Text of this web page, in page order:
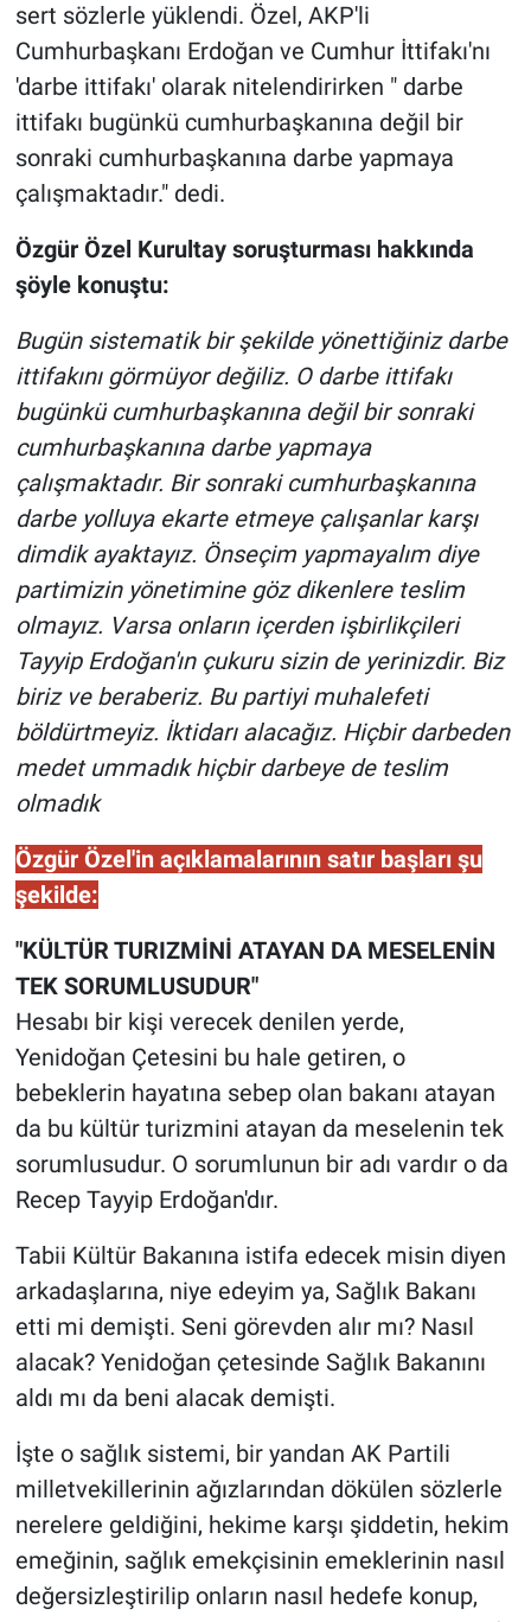
sert sözlerle yüklendi. Özel, AKP'li
Cumhurbaşkanı Erdoğan ve Cumhur İttifakı'nı
'darbe ittifakı' olarak nitelendirirken " darbe
ittifakı bugünkü cumhurbaşkanına değil bir
sonraki cumhurbaşkanına darbe yapmaya
çalışmaktadır." dedi.
Özgür Özel Kurultay soruşturması hakkında
şöyle konuştu:
Bugün sistematik bir şekilde yönettiğiniz darbe
ittifakını görmüyor değiliz. O darbe ittifakı
bugünkü cumhurbaşkanına değil bir sonraki
cumhurbaşkanına darbe yapmaya
çalışmaktadır. Bir sonraki cumhurbaşkanına
darbe yolluya ekarte etmeye çalışanlar karşı
dimdik ayaktayız. Önseçim yapmayalım diye
partimizin yönetimine göz dikenlere teslim
olmayız. Varsa onların içerden işbirlikçileri
Tayyip Erdoğan'ın çukuru sizin de yerinizdir. Biz
biriz ve beraberiz. Bu partiyi muhalefeti
böldürtmeyiz. İktidarı alacağız. Hiçbir darbeden
medet ummadık hiçbir darbeye de teslim
olmadık
Özgür Özel'in açıklamalarının satır başları şu
şekilde:
"KÜLTÜR TURIZMİNİ ATAYAN DA MESELENİN
TEK SORUMLUSUDUR"
Hesabı bir kişi verecek denilen yerde,
Yenidoğan Çetesini bu hale getiren, o
bebeklerin hayatına sebep olan bakanı atayan
da bu kültür turizmini atayan da meselenin tek
sorumlusudur. O sorumlunun bir adı vardır o da
Recep Tayyip Erdoğan'dır.
Tabii Kültür Bakanına istifa edecek misin diyen
arkadaşlarına, niye edeyim ya, Sağlık Bakanı
etti mi demişti. Seni görevden alır mı? Nasıl
alacak? Yenidoğan çetesinde Sağlık Bakanını
aldı mı da beni alacak demişti.
İşte o sağlık sistemi, bir yandan AK Partili
milletvekillerinin ağızlarından dökülen sözlerle
nerelere geldiğini, hekime karşı şiddetin, hekim
emeğinin, sağlık emekçisinin emeklerinin nasıl
değersizleştirilip onların nasıl hedefe konup,
Kimdir
Koronavirüs
Ne demişti
Nedir
Popüler
Programlar
Sağlık
Spor
Teknoloji
Türkiye'nin Geleceği
Türkiye'nin Gündemi
Yerel Yaşam
Canlı Yayın